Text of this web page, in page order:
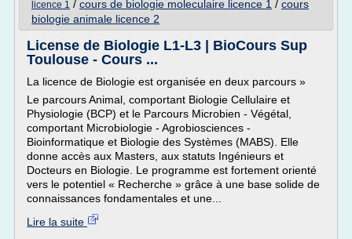
licence 1 / cours de biologie moleculaire licence 1 / cours
biologie animale licence 2
License de Biologie L1-L3 | BioCours Sup
Toulouse - Cours ...
La licence de Biologie est organisée en deux parcours »
Le parcours Animal, comportant Biologie Cellulaire et
Physiologie (BCP) et le Parcours Microbien - Végétal,
comportant Microbiologie - Agrobiosciences -
Bioinformatique et Biologie des Systèmes (MABS). Elle
donne accès aux Masters, aux statuts Ingénieurs et
Docteurs en Biologie. Le programme est fortement orienté
vers le potentiel « Recherche » grâce à une base solide de
connaissances fondamentales et une...
Lire la suite